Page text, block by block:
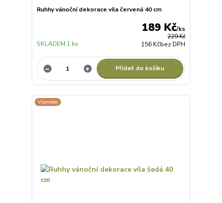
Ruhhy vánoční dekorace víla červená 40 cm
229 Kč
189 Kč/ks
156 Kčbez DPH
SKLADEM 1 ks
Přidat do košíku
Výprodej